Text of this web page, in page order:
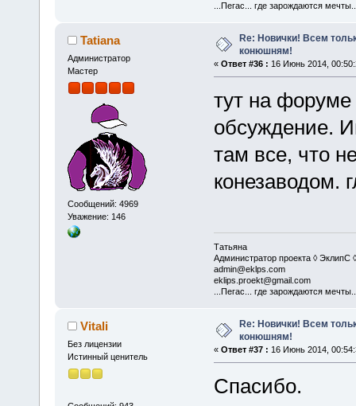
...Пегас... где зарождаются
Tatiana
Администратор
Мастер
Сообщений: 4969
Уважение: 146
Re: Новички! Всем
конюшням!
« Ответ #36 : 16 Июнь 2014,
тут на
обсуждение.
там все, что
конезаводом.
Татьяна
Администратор проекта ◊ ЭклипС ◊
admin@eklps.com
eklips.proekt@gmail.com
...Пегас... где зарождаются
Vitali
Без лицензии
Истинный ценитель
Re: Новички! Всем
конюшням!
« Ответ #37 : 16 Июнь 2014,
Спасибо.